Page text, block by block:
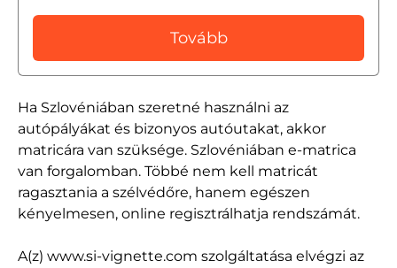
Ha Szlovéniában szeretné használni az
autópályákat és bizonyos autóutakat, akkor
matricára van szüksége. Szlovéniában e-matrica
van forgalomban. Többé nem kell matricát
ragasztania a szélvédőre, hanem egészen
kényelmesen, online regisztrálhatja rendszámát.
A(z) www.si-vignette.com szolgáltatása elvégzi az
Tovább